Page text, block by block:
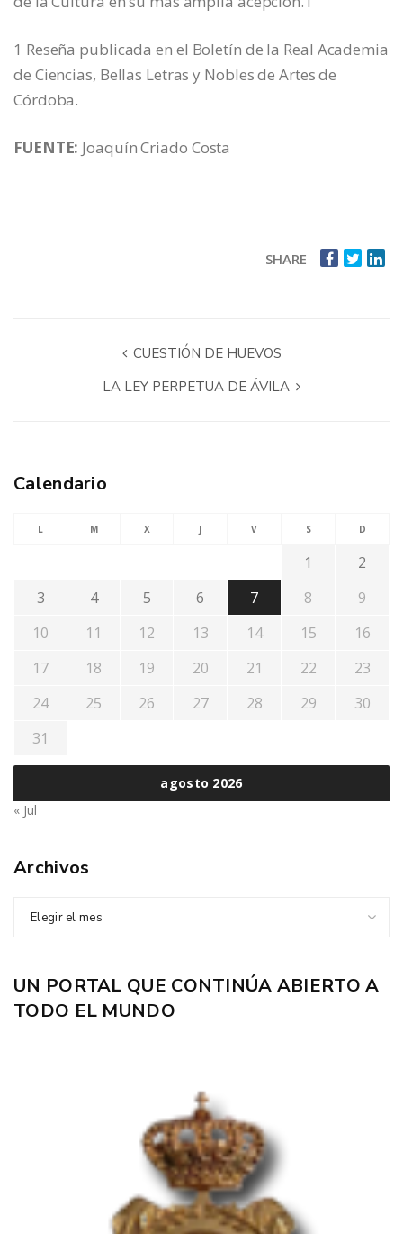
1 Reseña publicada en el Boletín de la Real Academia
de Ciencias, Bellas Letras y Nobles de Artes de
Córdoba.
FUENTE: Joaquín Criado Costa
SHARE
CUESTIÓN DE HUEVOS
LA LEY PERPETUA DE ÁVILA
Calendario
agosto 2026
L M X J V S D
1
2
3
4 5 6 7 8
9
10
11 12 13 14 15
16
17
18 19 20 21 22
23
24
25 26 27 28 29
30
31
« Jul
Archivos
Elegir el mes
UN PORTAL QUE CONTINÚA ABIERTO A
TODO EL MUNDO